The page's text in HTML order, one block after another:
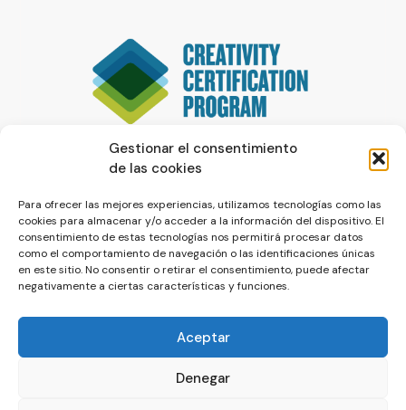
Gestionar el consentimiento
de las cookies
Para ofrecer las mejores experiencias, utilizamos tecnologías como las
cookies para almacenar y/o acceder a la información del dispositivo. El
consentimiento de estas tecnologías nos permitirá procesar datos
como el comportamiento de navegación o las identificaciones únicas
en este sitio. No consentir o retirar el consentimiento, puede afectar
negativamente a ciertas características y funciones.
Aceptar
Denegar